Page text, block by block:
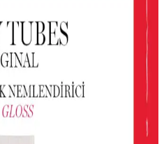
tonlarındaki jel farı, kolay
için uygun, pratik ve
Kozmetik ve Makyajda
ve doğal görünüm sağlar.
ile farklı tarzlar